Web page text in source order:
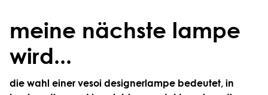
meine nächste lampe
wird...
die wahl einer vesoi designerlampe bedeutet, in